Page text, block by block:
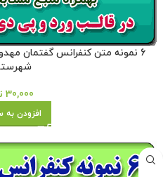
6 نمونه متن کنفرانس گفتمان
30,000
افزودن به